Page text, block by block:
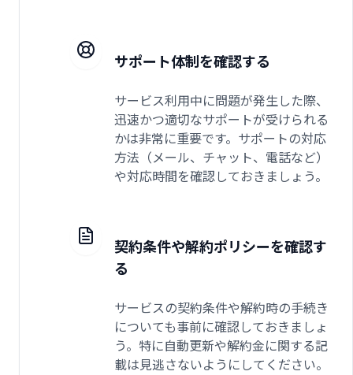
サポート体制を確認する
サービス利用中に問題が発生した際、
迅速かつ適切なサポートが受けられる
かは非常に重要です。サポートの対応
方法（メール、チャット、電話など）
や対応時間を確認しておきましょう。
契約条件や解約ポリシーを確認す
る
サービスの契約条件や解約時の手続き
についても事前に確認しておきましょ
う。特に自動更新や解約金に関する記
載は見逃さないようにしてください。